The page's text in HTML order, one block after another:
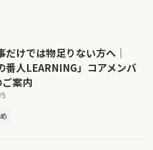
だけでは物足りない方へ｜
番人LEARNING」コアメンバ
案内